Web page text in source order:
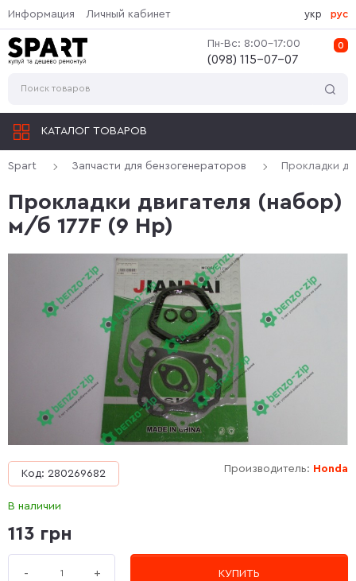
Информация Личный кабинет
0
Пн-Вс: 8:00-17:00
(‎098) 115-07-07
укр рус
КАТАЛОГ ТОВАРОВ
Spart Запчасти для бензогенераторов Прокладки
Прокладки двигателя (набор)
м/б 177F (9 Hp)
Производитель: Honda
Код: 280269682
В наличии
113 грн
- + КУПИТЬ